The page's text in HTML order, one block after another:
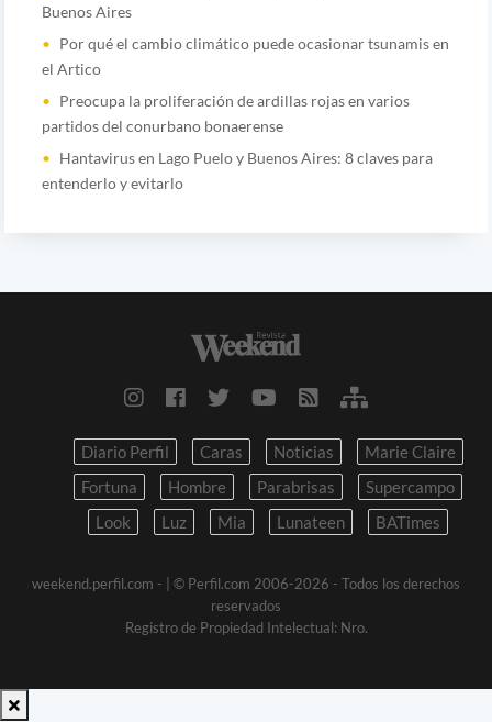
Buenos Aires
Por qué el cambio climático puede ocasionar tsunamis en
el Artico
Preocupa la proliferación de ardillas rojas en varios
partidos del conurbano bonaerense
Hantavirus en Lago Puelo y Buenos Aires: 8 claves para
entenderlo y evitarlo
Diario Perfil Caras Noticias
Marie Claire
Fortuna
Hombre Parabrisas
Supercampo
Look
Luz Mia Lunateen BATimes
weekend.perfil.com -
| © Perfil.com 2006-2026 - Todos los derechos
reservados
Registro de Propiedad Intelectual: Nro.